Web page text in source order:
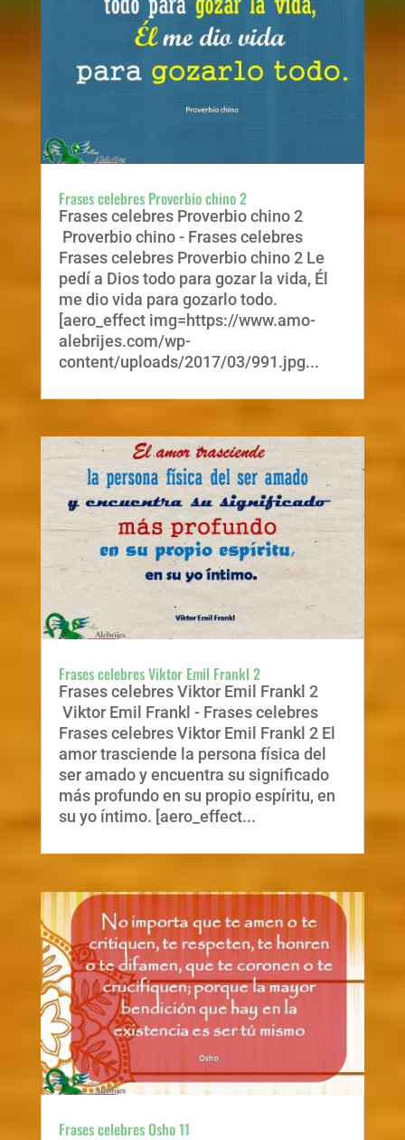
Frases celebres Proverbio chino 2
Frases celebres Proverbio chino 2
Proverbio chino - Frases celebres
Frases celebres Proverbio chino 2 Le
pedí a Dios todo para gozar la vida, Él
me dio vida para gozarlo todo.
[aero_effect img=https://www.amo-
alebrijes.com/wp-
content/uploads/2017/03/991.jpg...
Frases celebres Viktor Emil Frankl 2
Frases celebres Viktor Emil Frankl 2
Viktor Emil Frankl - Frases celebres
Frases celebres Viktor Emil Frankl 2 El
amor trasciende la persona física del
ser amado y encuentra su significado
más profundo en su propio espíritu, en
su yo íntimo. [aero_effect...
Frases celebres Osho 11